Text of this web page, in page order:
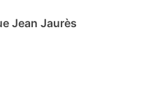
Jean Jaurès